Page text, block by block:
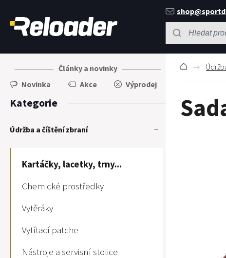
Články a novinky
Novinka
Akce Výprodej
Kategorie
Údržba a číštění zbraní
Kartáčky, lacetky, trny...
Chemické prostředky
Vytěráky
Vytítací patche
Nástroje a servisní stolice